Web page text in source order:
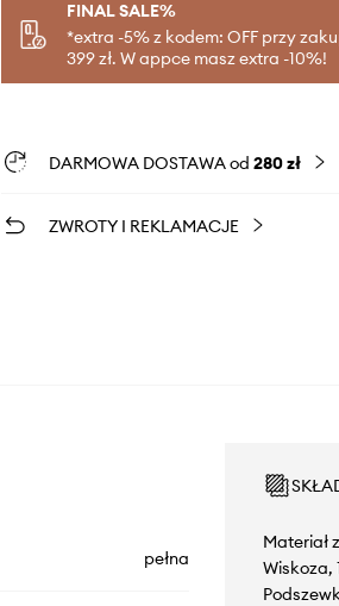
FINAL SALE%
*extra -5% z kodem: OFF przy
399 zł. W appce masz extra -10%!
DARMOWA DOSTAWA od 280 zł
ZWROTY I REKLAMACJE
pełna
Materiał
Wiskoza,